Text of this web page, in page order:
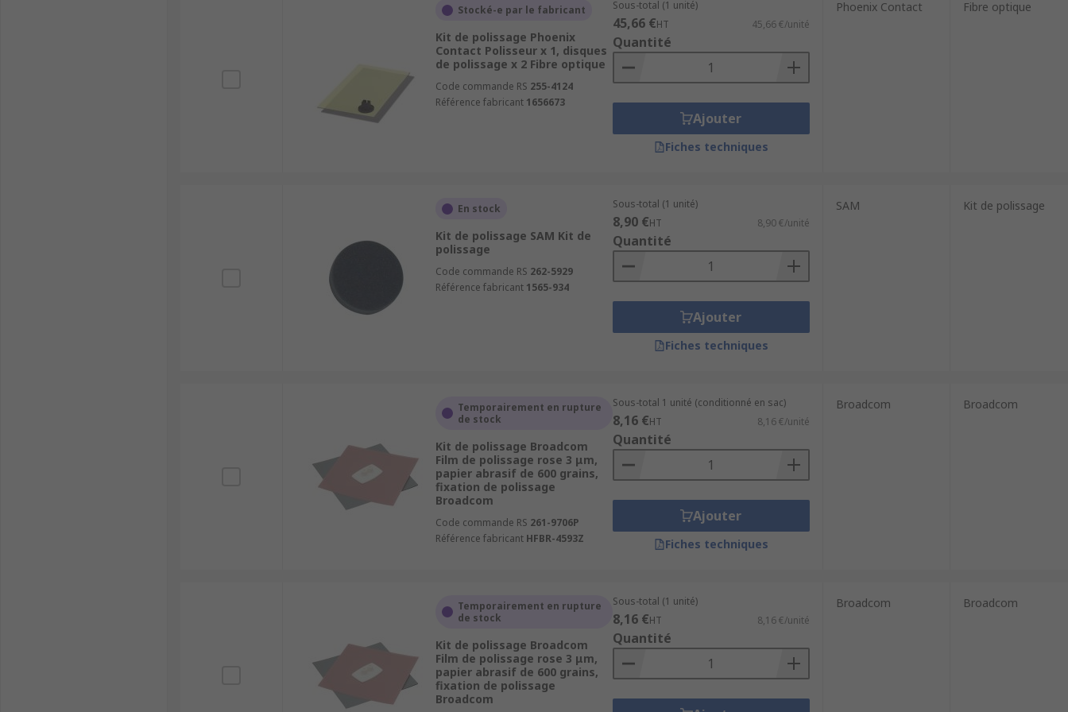
Stocké-e par le fabricant
Kit de polissage Phoenix
Contact Polisseur x 1, disques
de polissage x 2 Fibre optique
Code commande RS 255-4124
Référence fabricant 1656673
Sous-total (1 unité)
45,66 €HT 45,66 €/unité
Quantité
Ajouter
Fiches techniques
Phoenix Contact Fibre optique
En stock
Kit de polissage SAM Kit de
polissage
Code commande RS 262-5929
Référence fabricant 1565-934
Sous-total (1 unité)
8,90 €HT 8,90 €/unité
Quantité
Ajouter
Fiches techniques
SAM Kit de polissage
Temporairement en rupture
de stock
Kit de polissage Broadcom
Film de polissage rose 3 μm,
papier abrasif de 600 grains,
fixation de polissage
Broadcom
Code commande RS 261-9706P
Référence fabricant HFBR-4593Z
Sous-total 1 unité (conditionné en sac)
8,16 €HT 8,16 €/unité
Quantité
Ajouter
Fiches techniques
Broadcom Broadcom
Temporairement en rupture
de stock
Kit de polissage Broadcom
Film de polissage rose 3 μm,
papier abrasif de 600 grains,
fixation de polissage
Broadcom
Sous-total (1 unité)
8,16 €HT 8,16 €/unité
Quantité
Broadcom Broadcom